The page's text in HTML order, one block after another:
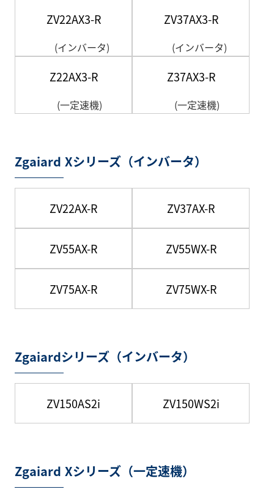
ZV22AX3-R
(インバータ)
ZV37AX3-R
(インバータ)
Z22AX3-R
(一定速機)
Z37AX3-R
(一定速機)
Zgaiard Xシリーズ（インバータ）
ZV22AX-R ZV37AX-R
ZV55AX-R ZV55WX-R
ZV75AX-R ZV75WX-R
Zgaiardシリーズ（インバータ）
ZV150AS2i ZV150WS2i
Zgaiard Xシリーズ（一定速機）